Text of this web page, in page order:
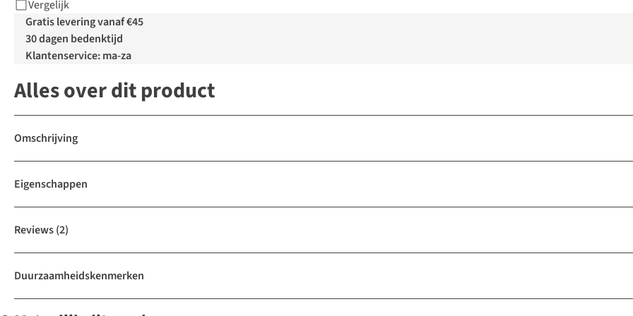
Vergelijk
Gratis levering vanaf €45
30 dagen bedenktijd
Klantenservice: ma-za
Alles over dit product
Omschrijving
Eigenschappen
Reviews(2)
Duurzaamheidskenmerken